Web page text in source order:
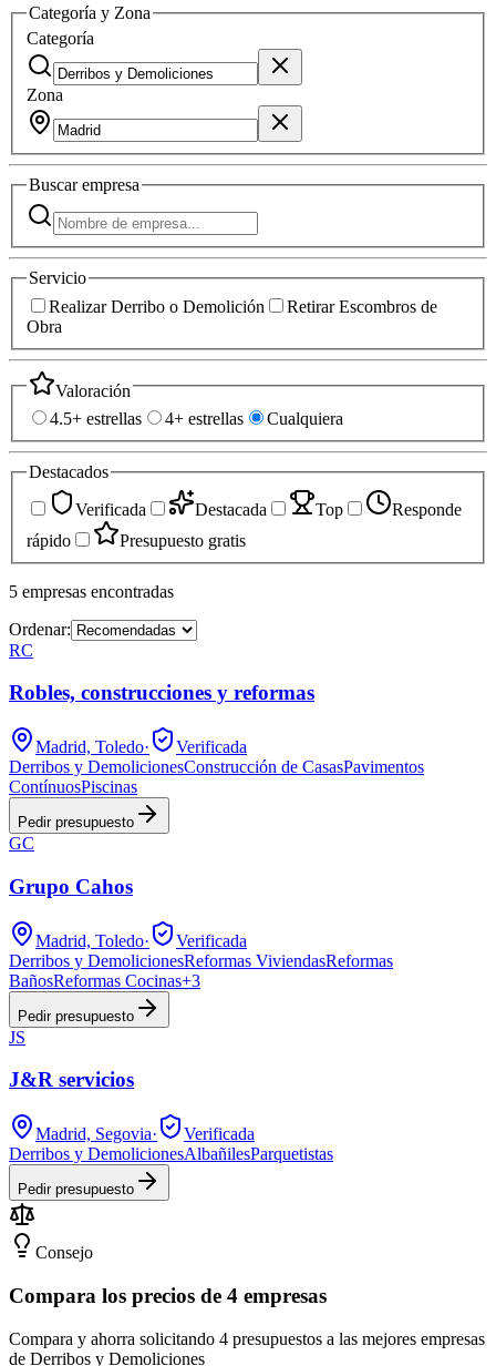
Categoría y Zona
Categoría
Zona
Buscarempresa
Servicio
Realizar Derribo o Demolición
Retirar Escombros de
Obra
Valoración
4.5+ estrellas
4+ estrellas Cualquiera
Destacados
Verificada
Destacada Top
Responde
rápido
Presupuesto gratis
5 empresas encontradas
Ordenar:
RC
Robles, construcciones y reformas
Madrid, Toledo·
Verificada
Derribos y DemolicionesConstrucción de CasasPavimentos
ContínuosPiscinas
Pedir presupuesto
GC
Grupo Cahos
Madrid, Toledo·
Verificada
Derribos y DemolicionesReformas ViviendasReformas
BañosReformas Cocinas+3
Pedir presupuesto
JS
J&R servicios
Madrid, Segovia·
Verificada
Derribos y DemolicionesAlbañilesParquetistas
Pedir presupuesto
Consejo
Compara los precios de 4 empresas
Compara y ahorra solicitando 4 presupuestos a las mejores empresas
de Derribos y Demoliciones